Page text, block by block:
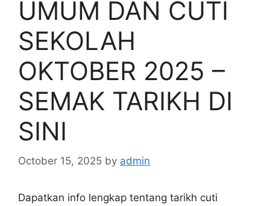
UMUM DAN CUTI
SEKOLAH
OKTOBER 2025 –
SEMAK TARIKH DI
SINI
October 15, 2025 by admin
Dapatkan info lengkap tentang tarikh cuti